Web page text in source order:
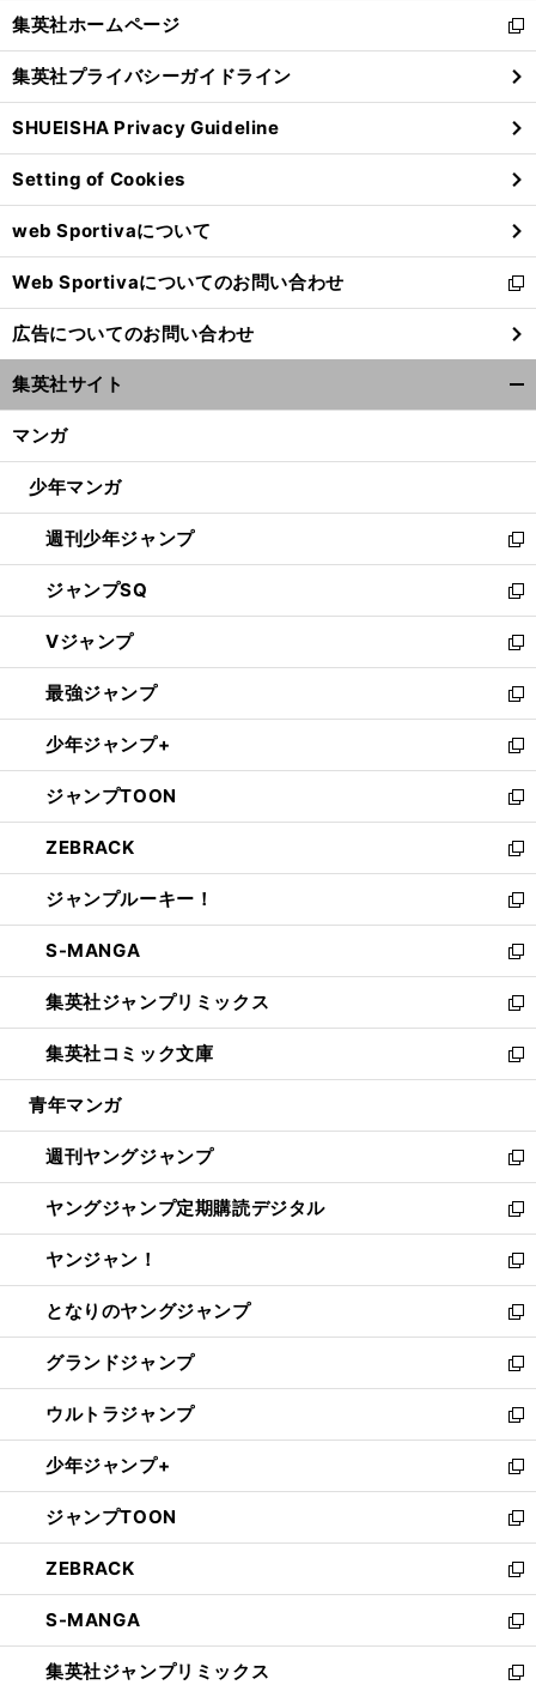
】
、
前
閉
る
集英社ホームページ
新
し
い
ウ
ィ
ン
ド
ウ
で
開
く
集英社プライバシーガイドライン
SHUEISHA Privacy Guideline
Setting of Cookies
web Sportivaについて
Web Sportivaについてのお問い合わせ
新
し
い
ウ
ィ
ン
ウ
開
く
広告についてのお問い合わせ
集英社サイト
マンガ
少年マンガ
週刊少年ジャンプ
新
し
い
ウ
ィ
ン
ド
ウ
で
開
く
ジャンプSQ
新
し
い
ウ
ィ
ン
ド
ウ
で
開
く
Vジャンプ
新
し
い
ウ
ィ
ン
ド
ウ
で
開
く
最強ジャンプ
新
し
い
ウ
ィ
ン
ド
ウ
で
開
く
少年ジャンプ+
新
し
い
ウ
ィ
ン
ド
ウ
で
開
く
ジャンプTOON
新
し
い
ウ
ィ
ン
ド
ウ
で
開
く
ZEBRACK
新
し
い
ウ
ィ
ン
ド
ウ
で
開
ジャンプルーキー！
新
し
い
ウ
ィ
ン
ド
ウ
開
く
S-MANGA
新
し
い
ウ
ィ
ン
ウ
で
開
く
集英社ジャンプリミックス
新
し
い
ウ
ン
ド
ウ
で
開
く
集英社コミック文庫
新
し
ウ
ィ
ン
ド
ウ
で
開
く
青年マンガ
週刊ヤングジャンプ
新
し
い
ウ
ィ
ン
ド
ウ
で
開
く
ヤングジャンプ定期購読デジタル
新
し
い
ウ
ィ
ン
ド
ウ
で
開
く
ヤンジャン！
新
し
い
ウ
ィ
ン
ド
ウ
で
開
く
となりのヤングジャンプ
新
し
い
ウ
ィ
ン
ド
ウ
で
開
く
グランドジャンプ
新
し
い
ウ
ィ
ン
ド
ウ
で
開
く
ウルトラジャンプ
新
し
い
ウ
ィ
ン
ド
ウ
で
開
く
少年ジャンプ+
新
し
い
ウ
ィ
ン
ド
ウ
で
ジャンプTOON
新
し
い
ウ
ィ
ン
ド
ZEBRACK
新
し
い
ウ
ィ
S-MANGA
新
し
い
集英社ジャンプリミックス 新